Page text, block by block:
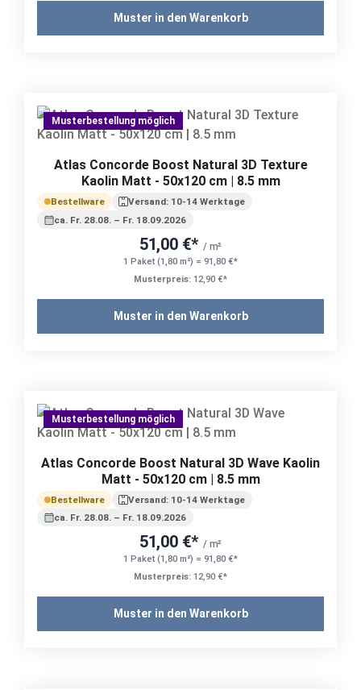
Muster in den Warenkorb
Musterbestellung möglich
Atlas Concorde Boost Natural 3D Texture
Kaolin Matt - 50x120 cm | 8.5 mm
Bestellware
Versand: 10-14 Werktage
ca. Fr. 28.08. – Fr. 18.09.2026
51,00 €* / m²
1 Paket (1,80 m²) = 91,80 €*
Musterpreis: 12,90 €*
Muster in den Warenkorb
Musterbestellung möglich
Atlas Concorde Boost Natural 3D Wave Kaolin
Matt - 50x120 cm | 8.5 mm
Bestellware
Versand: 10-14 Werktage
ca. Fr. 28.08. – Fr. 18.09.2026
51,00 €* / m²
1 Paket (1,80 m²) = 91,80 €*
Musterpreis: 12,90 €*
Muster in den Warenkorb